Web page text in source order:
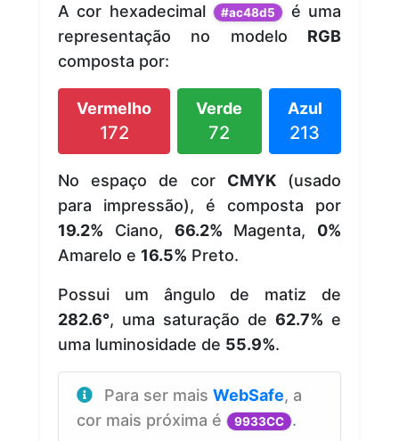
A cor hexadecimal #ac48d5
é uma
representação no modelo RGB
composta por:
Vermelho
172
Verde
72
Azul
213
No espaço de cor CMYK(usado
para impressão), é composta por
19.2% Ciano, 66.2% Magenta, 0%
Amarelo e 16.5% Preto.
Possui um ângulo de matiz de
282.6°, uma saturação de 62.7% e
uma luminosidade de 55.9%.
Para ser mais WebSafe, a
cor mais próxima é
9933CC .